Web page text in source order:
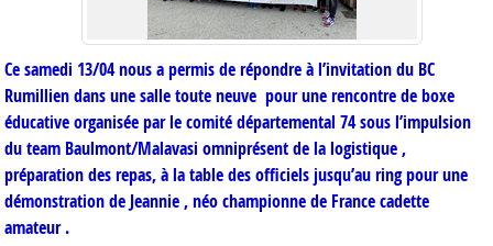
Ce samedi 13/04 nous a permis de répondre à l’invitation du BC
Rumillien dans une salle toute neuve pour une rencontre de boxe
éducative organisée par le comité départemental 74 sous l’impulsion
du team Baulmont/Malavasi omniprésent de la logistique ,
préparation des repas, à la table des officiels jusqu’au ring pour une
démonstration de Jeannie , néo championne de France cadette
amateur .